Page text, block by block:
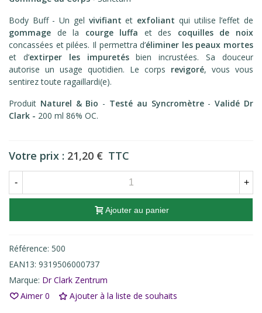
Body Buff - Un gel vivifiant et exfoliant qui utilise l’effet de
gommage de la courge luffa et des coquilles de noix
concassées et pilées. Il permettra d’éliminer les peaux mortes
et d’extirper les impuretésbien incrustées. Sa douceur
autorise un usage quotidien. Le corps revigoré, vous vous
sentirez toute ragaillardi(e).
Produit Naturel & Bio - Testé au Syncromètre-Validé Dr
Clark - 200 ml 86% OC.
Votre prix : 21,20 € TTC
- +
Ajouter au panier
Référence: 500
EAN13: 9319506000737
Marque: Dr Clark Zentrum
Aimer 0 Ajouter à la liste de souhaits